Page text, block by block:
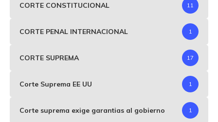
CORTE CONSTITUCIONAL 11
CORTE PENAL INTERNACIONAL 1
CORTE SUPREMA 17
Corte Suprema EE UU 1
Corte suprema exige garantias al gobierno 1